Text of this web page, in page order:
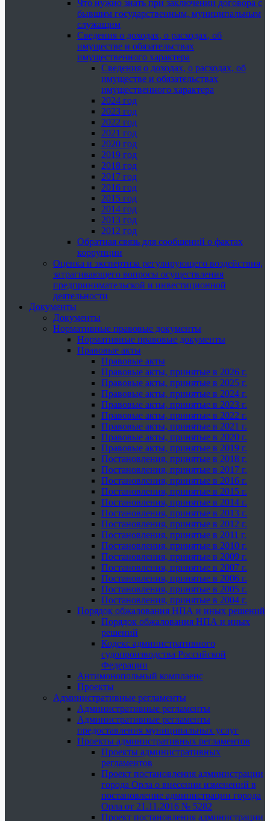
Что нужно знать при заключении договора с
бывшим государственным, муниципальным
служащим
Сведения о доходах, о расходах, об
имуществе и обязательствах
имущественного характера
Сведения о доходах, о расходах, об
имуществе и обязательствах
имущественного характера
2024 год
2023 год
2022 год
2021 год
2020 год
2019 год
2018 год
2017 год
2016 год
2015 год
2014 год
2013 год
2012 год
Обратная связь для сообщений о фактах
коррупции
Оценка и экспертиза регулирующего воздействия,
затрагивающего вопросы осуществления
предпринимательской и инвестиционной
деятельности
Документы
Документы
Нормативные правовые документы
Нормативные правовые документы
Правовые акты
Правовые акты
Правовые акты, принятые в 2026 г.
Правовые акты, принятые в 2025 г.
Правовые акты, принятые в 2024 г.
Правовые акты, принятые в 2023 г.
Правовые акты, принятые в 2022 г.
Правовые акты, принятые в 2021 г.
Правовые акты, принятые в 2020 г.
Правовые акты, принятые в 2019 г.
Постановления, принятые в 2018 г.
Постановления, принятые в 2017 г.
Постановления, принятые в 2016 г.
Постановления, принятые в 2015 г.
Постановления, принятые в 2014 г.
Постановления, принятые в 2013 г.
Постановления, принятые в 2012 г.
Постановления, принятые в 2011 г.
Постановления, принятые в 2010 г.
Постановления, принятые в 2009 г.
Постановления, принятые в 2007 г.
Постановления, принятые в 2006 г.
Постановления, принятые в 2005 г.
Постановления, принятые в 2004 г.
Порядок обжалования НПА и иных решений
Порядок обжалования НПА и иных
решений
Кодекс административного
судопроизводства Российской
Федерации
Антимонопольный комплаенс
Проекты
Административные регламенты
Административные регламенты
Административные регламенты
предоставления муниципальных услуг
Проекты административных регламентов
Проекты административных
регламентов
Проект постановления администрации
города Орла о внесении изменений в
постановление администрации города
Орла от 21.11.2016 № 5282
Проект постановления администрации